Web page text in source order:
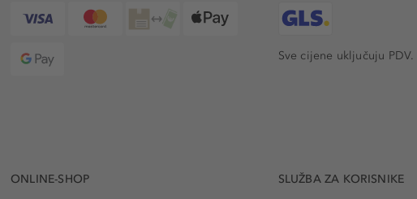
Sve cijene uključuju PDV.
ONLINE-SHOP SLUŽBA ZA KORISNIKE